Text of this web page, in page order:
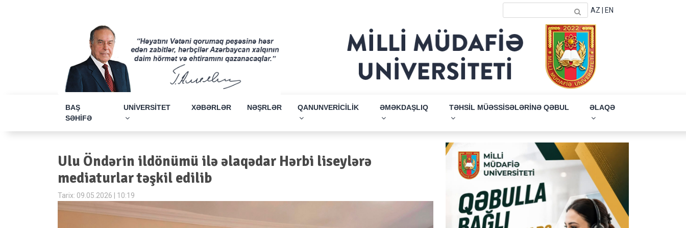
AZ EN
BAŞ
SƏHİFƏ
UNİVERSİTET XƏBƏRLƏR NƏŞRLƏR QANUNVERİCİLİK ƏMƏKDAŞLIQ TƏHSİL MÜƏSSİSƏLƏRİNƏ QƏBUL ƏLAQƏ
Ulu Öndərin ildönümü ilə əlaqədar Hərbi liseylərə
mediaturlar təşkil edilib
Tarix: 09.05.2026 | 10:19